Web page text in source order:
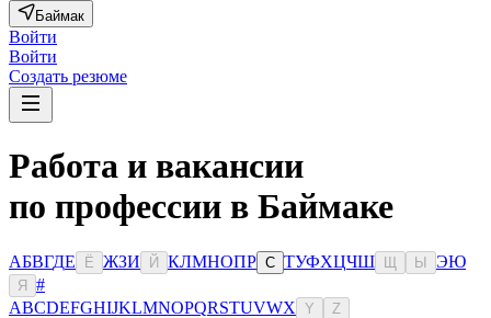
Баймак
Войти
Войти
Создать резюме
Работа и вакансии
по профессии в Баймаке
АБВГДЕ Ё ЖЗИ Й КЛМНОПР С ТУФХЦЧШ Ы ЭЮ
Я
#
ABCDEFGHIJKLMNOPQRSTUVWX Y Z